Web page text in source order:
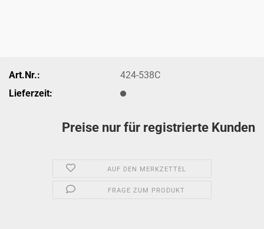
Art.Nr.:
424-538C
Lieferzeit:
Preise nur für registrierte Kunden
AUF DEN MERKZETTEL
FRAGE ZUM PRODUKT